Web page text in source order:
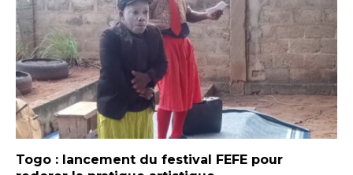
Togo : lancement du festival FEFE pour